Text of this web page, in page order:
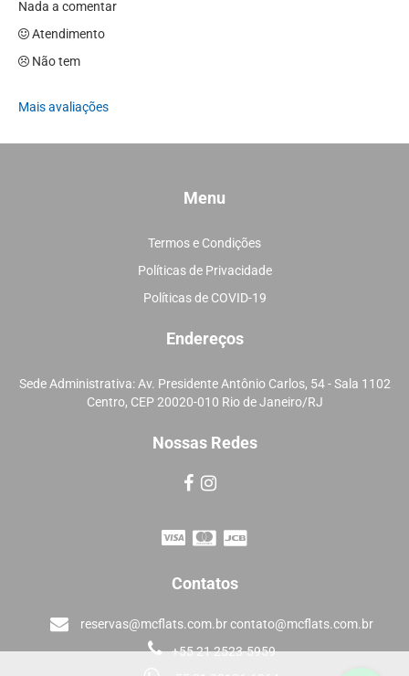
Nada a comentar
Atendimento
Não tem
Mais avaliações
Menu
Termos e Condições
Políticas de Privacidade
Políticas de COVID-19
Endereços
Sede Administrativa: Av. Presidente Antônio Carlos, 54 - Sala 1102
Centro, CEP 20020-010 Rio de Janeiro/RJ
Nossas Redes
Contatos
reservas@mcflats.com.br contato@mcflats.com.br
+55 21 2523-5959